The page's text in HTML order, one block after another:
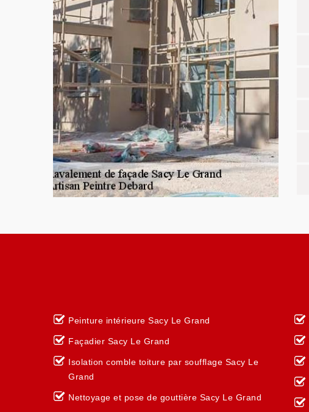
Peinture intérieure Sacy Le Grand
Façadier Sacy Le Grand
Isolation comble toiture par soufflage Sacy Le
Grand
Nettoyage et pose de gouttière Sacy Le Grand